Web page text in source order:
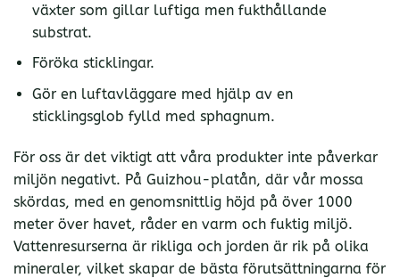
växter som gillar luftiga men fukthållande
substrat.
Föröka sticklingar.
Gör en luftavläggare med hjälp av en
sticklingsglob fylld med sphagnum.
För oss är det viktigt att våra produkter inte påverkar
miljön negativt. På Guizhou-platån, där vår mossa
skördas, med en genomsnittlig höjd på över 1000
meter över havet, råder en varm och fuktig miljö.
Vattenresurserna är rikliga och jorden är rik på olika
mineraler, vilket skapar de bästa förutsättningarna för